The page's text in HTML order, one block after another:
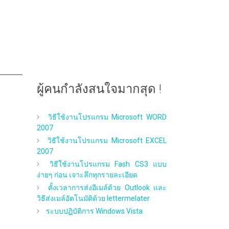
ผู้คนกำลังสนใจมากสุด !
วิธีใช้งานโปรแกรม Microsoft WORD
2007
วิธีใช้งานโปรแกรม Microsoft EXCEL
2007
วิธีใช้งานโปรแกรม Fash CS3 แบบ
ง่ายๆ ก่อน เจาะลึกทุกรายละเอียด
ตั้งเวลาการส่งอีเมล์ด้วย Outlook และ
วิธีส่งเมล์อัตโนมัติด้วย lettermelater
ระบบปฏิบัติการ Windows Vista